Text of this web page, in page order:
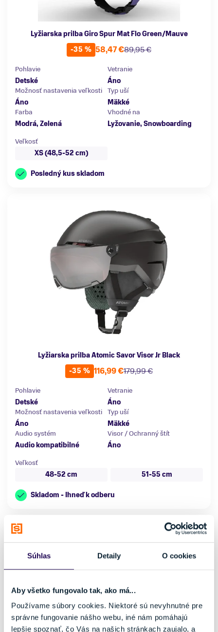
Súhlas Detaily O cookies
Aby všetko fungovalo tak, ako má...
Používame súbory cookies. Niektoré sú nevyhnutné pre
správne fungovanie nášho webu, iné nám pomáhajú
lepšie spoznať, čo Vás na našich stránkach zaujalo, a
Lyžiarska prilba Giro Spur Mat Flo Green/Mauve
-35 %
89,95 €
58,47 €
Pohlavie
Detské
Vetranie
Áno
Možnosť nastavenia veľkosti
Áno
Typ uší
Mäkké
Farba
Modrá, Zelená
Vhodné na
Lyžovanie, Snowboarding
Veľkosť
XS (48,5-52 cm)
Posledný kus skladom
Lyžiarska prilba Atomic Savor Visor Jr Black
-35 %
179,99 €
116,99 €
Pohlavie
Detské
Vetranie
Áno
Možnosť nastavenia veľkosti
Áno
Typ uší
Mäkké
Audio systém
Audio kompatibilné
Visor / Ochranný štít
Áno
Veľkosť
48-52 cm
51-55 cm
Skladom - Ihneď k odberu